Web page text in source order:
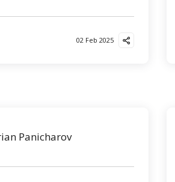
02 Feb 2025
Panicharov